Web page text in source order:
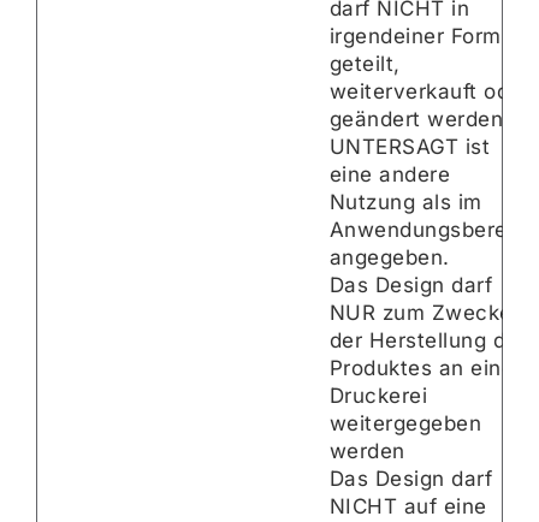
darf NICHT in
irgendeiner Form
geteilt,
weiterverkauft oder
geändert werden.
UNTERSAGT ist
eine andere
Nutzung als im
Anwendungsbereich
angegeben.
Das Design darf
NUR zum Zwecke
der Herstellung des
Produktes an eine
Druckerei
weitergegeben
werden
Das Design darf
NICHT auf eine